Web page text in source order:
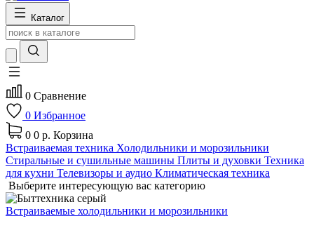
Каталог
0 Сравнение
0 Избранное
0 0 р. Корзина
Встраиваемая техника Холодильники и морозильники
Стиральные и сушильные машины Плиты и духовки Техника
для кухни Телевизоры и аудио Климатическая техника
Выберите интересующую вас категорию
Встраиваемые холодильники и морозильники